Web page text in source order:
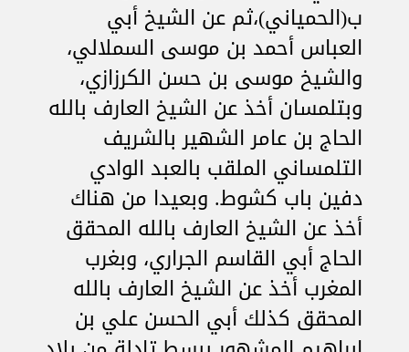
ب(الحمياني)،ثم عن الشيخ أبي
العباس أحمد بن موسى السملالي،
والشيخ موسى بن حسن الكرزازي،
وبتلمسان أخذ عن الشيخ العارف بالله
الحاج بن عامر الشهير بالشريف
التلمساني الملقب بالعبد الوادي
دفين باب كشوط. وبعيدا من هناك
أخذ عن الشيخ العارف بالله المحقق
الحاج أبي القاسم الجراري، وبغرب
المغرب أخذ عن الشيخ العارف بالله
المحقق كذلك أبي الحسن علي بن